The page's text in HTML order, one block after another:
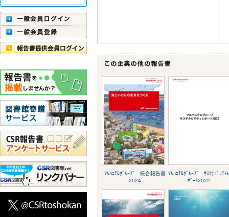
ﾏﾙﾊﾆﾁﾛｸﾞﾙｰﾌﾟ 統合報告書
2024
ﾏﾙﾊﾆﾁﾛｸﾞﾙｰﾌﾟ ｻｽﾃﾅﾋﾞﾘﾃｨ
ﾎﾟｰﾄ2022